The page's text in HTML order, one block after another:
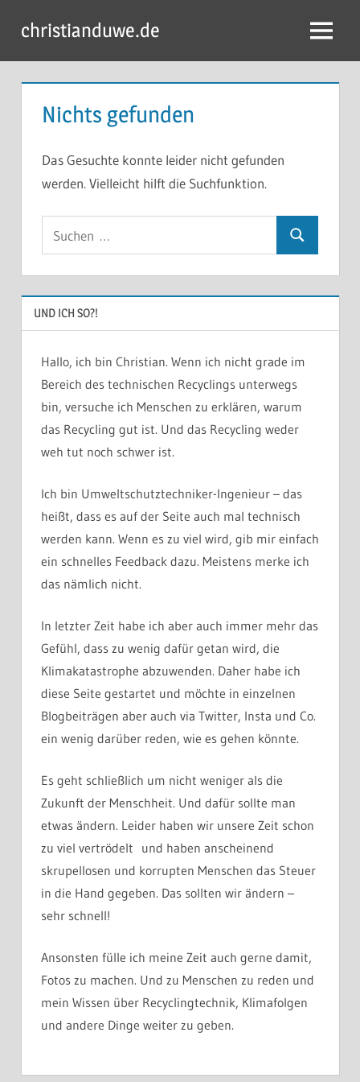
Inhalt
springen
christianduwe.de Menü
Nichts gefunden
Das Gesuchte konnte leider nicht gefunden
werden. Vielleicht hilft die Suchfunktion.
nach:
Suchen
UND ICH SO?!
Hallo, ich bin Christian. Wenn ich nicht grade im
Bereich des technischen Recyclings unterwegs
bin, versuche ich Menschen zu erklären, warum
das Recycling gut ist. Und das Recycling weder
weh tut noch schwer ist.
Ich bin Umweltschutztechniker-Ingenieur – das
heißt, dass es auf der Seite auch mal technisch
werden kann. Wenn es zu viel wird, gib mir einfach
ein schnelles Feedback dazu. Meistens merke ich
das nämlich nicht.
In letzter Zeit habe ich aber auch immer mehr das
Gefühl, dass zu wenig dafür getan wird, die
Klimakatastrophe abzuwenden. Daher habe ich
diese Seite gestartet und möchte in einzelnen
Blogbeiträgen aber auch via Twitter, Insta und Co.
ein wenig darüber reden, wie es gehen könnte.
Es geht schließlich um nicht weniger als die
Zukunft der Menschheit. Und dafür sollte man
etwas ändern. Leider haben wir unsere Zeit schon
zu viel vertrödelt und haben anscheinend
skrupellosen und korrupten Menschen das Steuer
in die Hand gegeben. Das sollten wir ändern –
sehr schnell!
Ansonsten fülle ich meine Zeit auch gerne damit,
Fotos zu machen. Und zu Menschen zu reden und
mein Wissen über Recyclingtechnik, Klimafolgen
und andere Dinge weiter zu geben.